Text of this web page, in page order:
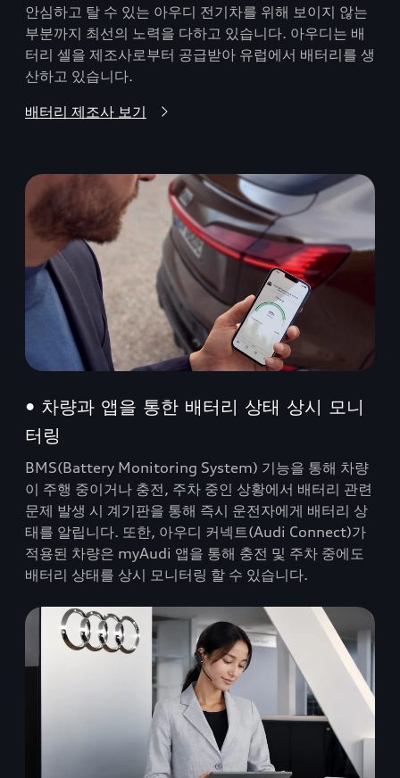
안심하고 탈 수 있는 아우디 전기차를 위해 보이지 않는
부분까지 최선의 노력을 다하고 있습니다. 아우디는 배
터리 셀을 제조사로부터 공급받아 유럽에서 배터리를 생
산하고 있습니다.
배터리 제조사 보기
• 차량과 앱을 통한 배터리 상태 상시 모니
터링
BMS(Battery Monitoring System) 기능을 통해 차량
이 주행 중이거나 충전, 주차 중인 상황에서 배터리 관련
문제 발생 시 계기판을 통해 즉시 운전자에게 배터리 상
태를 알립니다. 또한, 아우디 커넥트(Audi Connect)가
적용된 차량은 myAudi 앱을 통해 충전 및 주차 중에도
배터리 상태를 상시 모니터링 할 수 있습니다.